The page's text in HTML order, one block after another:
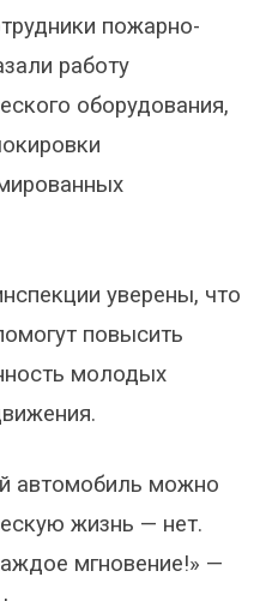
пожарно-
работу
оборудования,
уверены, что
повысить
молодых
автомобиль можно
жизнь — нет.
мгновение!» —